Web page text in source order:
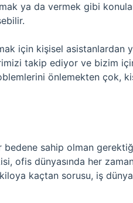
ya da vermek gibi
için kişisel asistanlardan
takip ediyor ve bizim
önlemekten çok,
bedene sahip olman
ofis dünyasında her
kaçtan sorusu, iş